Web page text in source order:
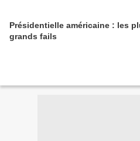
Présidentielle américaine : les
grands fails